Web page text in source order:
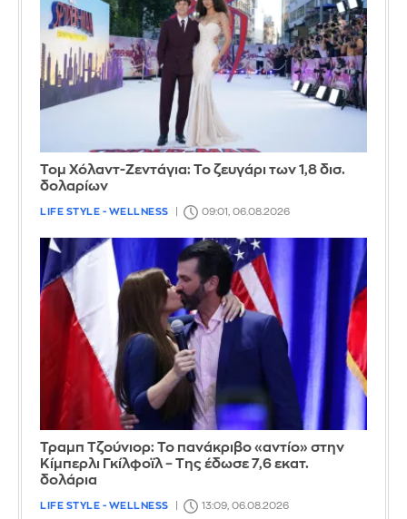
Τομ Χόλαντ-Ζεντάγια: Το ζευγάρι των 1,8 δισ.
δολαρίων
LIFE STYLE - WELLNESS 09:01, 06.08.2026
Τραμπ Τζούνιορ: Το πανάκριβο «αντίο» στην
Κίμπερλι Γκίλφοϊλ – Της έδωσε 7,6 εκατ.
δολάρια
LIFE STYLE - WELLNESS 13:09, 06.08.2026